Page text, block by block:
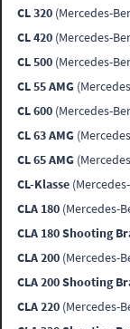
CL 320 (Mercedes-
CL 420 (Mercedes-
CL 500 (Mercedes-
CL 55 AMG
CL 600 (Mercedes-
CL 63 AMG
CL 65 AMG
CL-Klasse
CLA 180 (Mercedes-
CLA 180 Shooting
CLA 200 (Mercedes-
CLA 200 Shooting
CLA 220 (Mercedes-